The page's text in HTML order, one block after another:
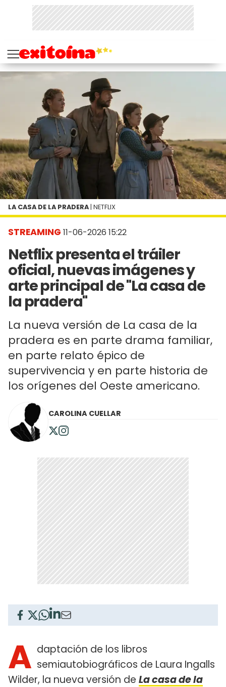
STREAMING 11-06-2026 15:22
Netflix presenta el tráiler
oficial, nuevas imágenes y
arte principal de "La casa de
la pradera"
La nueva versión de La casa de la
pradera es en parte drama familiar,
en parte relato épico de
supervivencia y en parte historia de
los orígenes del Oeste americano.
LA CASA DE LA PRADERA | NETFLIX
CAROLINA CUELLAR
A daptación de los libros
semiautobiográficos de Laura Ingalls
Wilder, la nueva versión de La casa de la